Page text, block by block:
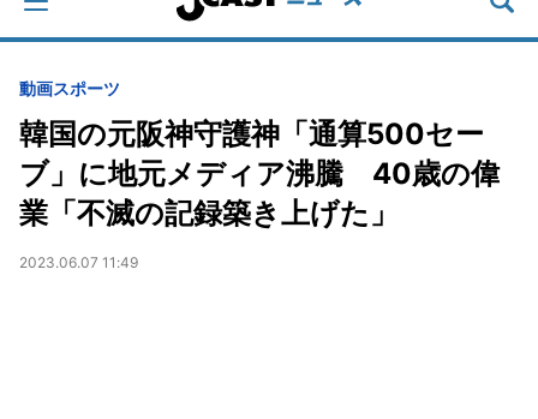
動画スポーツ
韓国の元阪神守護神「通算500セー
ブ」に地元メディア沸騰 40歳の偉
業「不滅の記録築き上げた」
2023.06.07 11:49